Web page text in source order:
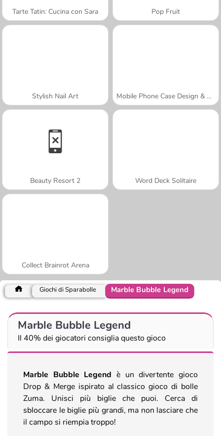
Tarte Tatin: Cucina con Sara Pop Fruit
Stylish Nail Art Mobile Phone Case Design & DIY
Beauty Resort 2 Word Deck Solitaire
Collect Brainrot Arena
Giochi di Sparabolle Marble Bubble Legend
Marble Bubble Legend
Il 40% dei giocatori consiglia questo gioco
Marble Bubble Legend è un divertente gioco
Drop & Merge ispirato al classico gioco di bolle
Zuma. Unisci più biglie che puoi. Cerca di
sbloccare le biglie più grandi, ma non lasciare che
il campo si riempia troppo!